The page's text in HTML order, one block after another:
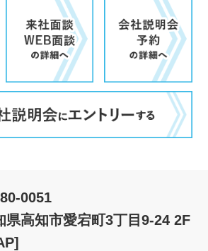
0051
県高知市愛宕町3丁目9-24 2F